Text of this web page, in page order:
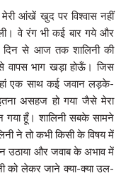
आंखें खुद पर विश्वास नहीं
वे रंग भी कई बार गये और
से आज तक शालिनी की
वापस भाग खड़ा होऊँ। जिस
एक साथ कई जवान लड़के-
असहज हो गया जैसे मेरा
गया हूँ। शालिनी सबके सामने
ने तो कभी किसी के विषय में
उठाया और जवाब के अभाव में
को लेकर जाने क्या-क्या उल-